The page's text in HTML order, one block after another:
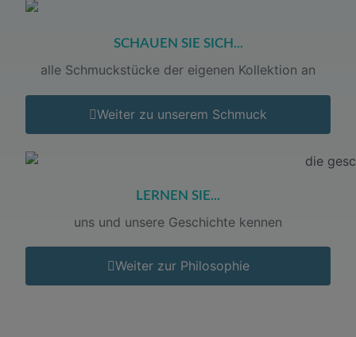
SCHAUEN SIE SICH...
alle Schmuckstücke der eigenen Kollektion an
Weiter zu unserem Schmuck
LERNEN SIE...
uns und unsere Geschichte kennen
Weiter zur Philosophie